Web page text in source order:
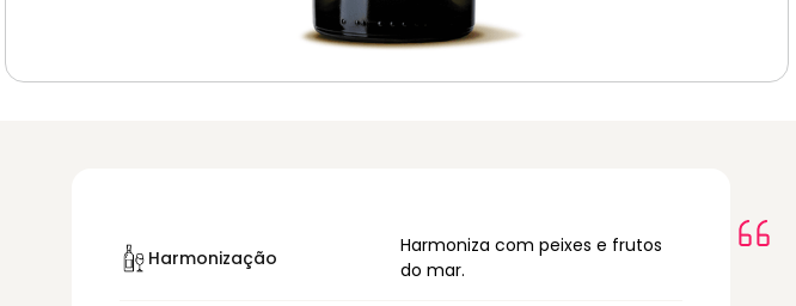
Harmonização
Harmoniza com peixes e frutos
do mar.